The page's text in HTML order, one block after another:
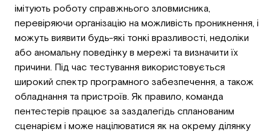
імітують роботу справжнього зловмисника,
перевіряючи організацію на можливість проникнення, і
можуть виявити будь-які тонкі вразливості, недоліки
або аномальну поведінку в мережі та визначити їх
причини. Під час тестування використовується
широкий спектр програмного забезпечення, а також
обладнання та пристроїв. Як правило, команда
пентестерів працює за заздалегідь спланованим
сценарієм і може націлюватися як на окрему ділянку